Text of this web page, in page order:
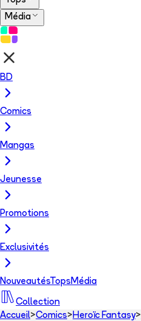
Média
BD
Comics
Mangas
Jeunesse
Promotions
Exclusivités
NouveautésTops Média
Collection
Accueil>Comics> Heroïc Fantasy>